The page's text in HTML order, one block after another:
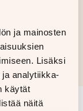
ja mainosten
Lisäksi
analytiikka-
käytät
näitä
hyväksytyn